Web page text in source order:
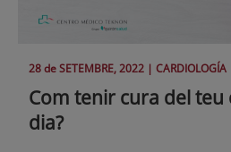
28 deSETEMBRE, 2022 | CARDIOLOGÍA
Com tenir cura del teu
dia?